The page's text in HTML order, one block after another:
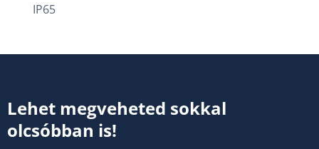
IP65
Lehet megveheted sokkal
olcsóbban is!